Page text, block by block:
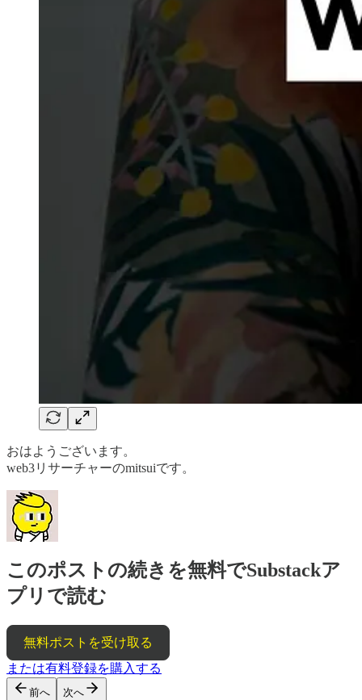
おはようございます。
web3リサーチャーのmitsuiです。
このポストの続きを無料でSubstackア
プリで読む
無料ポストを受け取る
または有料登録を購入する
前へ 次へ